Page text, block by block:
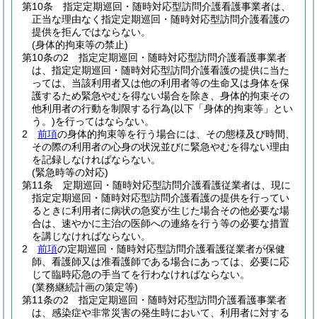
第10条
指定定期巡回・随時対応型訪問介護看護事業者は、
正当な理由なく指定定期巡回・随時対応型訪問介護看護の
提供を拒んではならない。
(身体的拘束等の禁止)
第10条の2
指定定期巡回・随時対応型訪問介護看護事業者
は、指定定期巡回・随時対応型訪問介護看護の提供に当た
っては、当該利用者又は他の利用者等の生命又は身体を保
護するため緊急やむを得ない場合を除き、身体的拘束その
他利用者の行動を制限する行為(以下「身体的拘束等」とい
う。)を行ってはならない。
2
前項の身体的拘束等を行う場合には、その態様及び時間、
その際の利用者の心身の状況並びに緊急やむを得ない理由
を記録しなければならない。
(緊急時等の対応)
第11条
定期巡回・随時対応型訪問介護看護従業者は、現に
指定定期巡回・随時対応型訪問介護看護の提供を行ってい
るときに利用者に病状の急変が生じた場合その他必要な場
合は、速やかに主治の医師への連絡を行う等の必要な措置
を講じなければならない。
2
前項の定期巡回・随時対応型訪問介護看護従業者が保健
師、看護師又は准看護師である場合にあっては、必要に応
じて臨時応急の手当てを行わなければならない。
(業務継続計画の策定等)
第11条の2
指定定期巡回・随時対応型訪問介護看護事業者
は、感染症や非常災害の発生時において、利用者に対する